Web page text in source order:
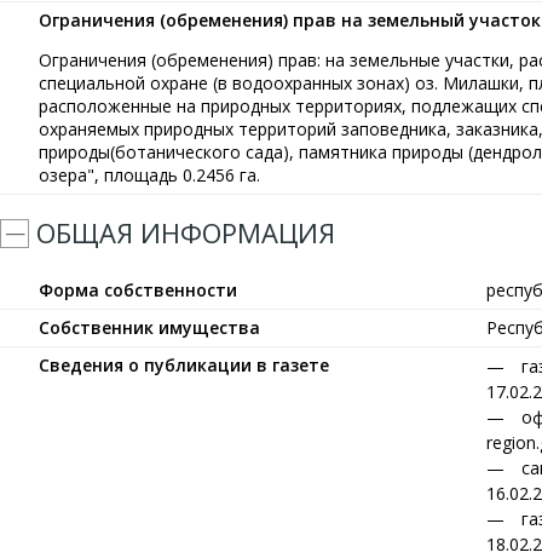
Ограничения (обременения) прав на земельный участок
Ограничения (обременения) прав: на земельные участки,
специальной охране (в водоохранных зонах) оз. Милашки,
расположенные на природных территориях, подлежащих
охраняемых природных территорий заповедника,
природы(ботанического сада), памятника природы
озера", площадь 0.2456 га.
ОБЩАЯ ИНФОРМАЦИЯ
Форма собственности
Собственник имущества
Сведения о публикации в газете